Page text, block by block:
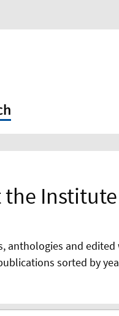
and
sorted by